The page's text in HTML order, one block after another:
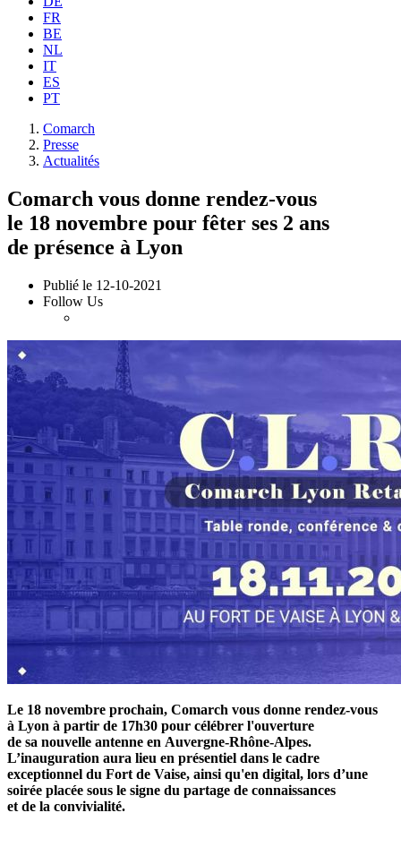
FR
BE
NL
IT
ES
PT
Comarch
Presse
Actualités
Comarch vous donne rendez-vous
le 18 novembre pour fêter ses 2 ans
de présence à Lyon
Publié le 12-10-2021
Follow Us
Le 18 novembre prochain, Comarch vous donne rendez-vous
à Lyon à partir de 17h30 pour célébrer l'ouverture
de sa nouvelle antenne en Auvergne-Rhône-Alpes.
L’inauguration aura lieu en présentiel dans le cadre
exceptionnel du Fort de Vaise, ainsi qu'en digital, lors d’une
soirée placée sous le signe du partage de connaissances
et de la convivialité.